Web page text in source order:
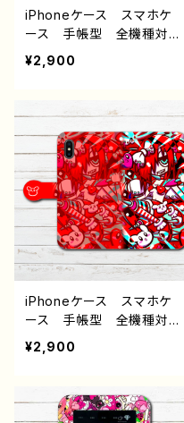
イトル：? 作：プラネ
iPhoneケース スマホケ
ース 手帳型 全機種対
応 イラスト 可愛い女の
子 おしゃれ服 かっこい
いい ゆるかわ ゆるい
キャラクター レディース
女子 iPhone13/12/11 A
QUOS sense 4 5 6 Xp
eria OPPO BASIO A
ndroid アンドロイド ケ
ース 個性的 おすすめ
病みかわいい メンヘラ
ヤンデレ ピアス タイ
ツ 人気 イラストレータ
ー クリエイター 絵師
ANDA 作：プラネ
¥2,900
iPhoneケース スマホケ
ース 手帳型 全機種対
応 イラスト 可愛い女の
子 おしゃれ服 かっこい
いい ゆるかわ ゆるい
ポップ 動物 オリジナル
¥2,900